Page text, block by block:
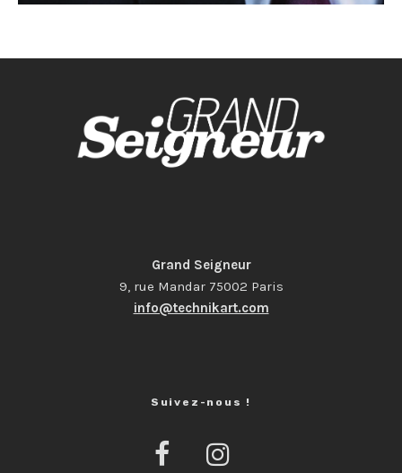
Grand Seigneur
9, rue Mandar 75002 Paris
info@technikart.com
Suivez-nous !